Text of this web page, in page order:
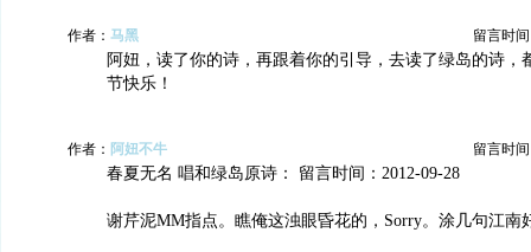
作者： 马黑 留言时间
阿妞，读了你的诗，再跟着你的引导，去读了绿岛的诗，
节快乐！
作者： 阿妞不牛 留言时间
春夏无名 唱和绿岛原诗： 留言时间：2012-09-28
谢芹泥MM指点。瞧俺这浊眼昏花的，Sorry。涂几句江南